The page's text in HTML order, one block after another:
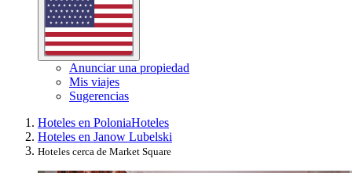
Anunciar una propiedad
Mis viajes
Sugerencias
Hoteles en PoloniaHoteles
Hoteles en Janow Lubelski
Hoteles cerca de Market Square